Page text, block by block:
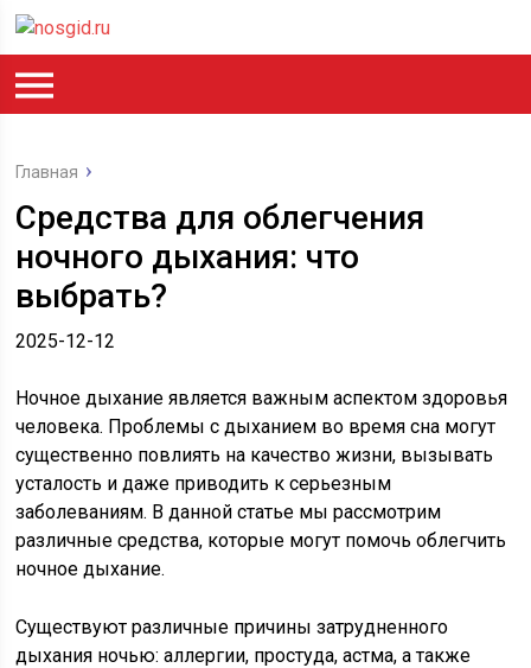
Главная
Средства для облегчения
ночного дыхания: что
выбрать?
2025-12-12
Ночное дыхание является важным аспектом здоровья
человека. Проблемы с дыханием во время сна могут
существенно повлиять на качество жизни, вызывать
усталость и даже приводить к серьезным
заболеваниям. В данной статье мы рассмотрим
различные средства, которые могут помочь облегчить
ночное дыхание.
Существуют различные причины затрудненного
дыхания ночью: аллергии, простуда, астма, а также